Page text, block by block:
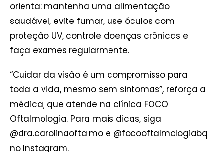
orienta: mantenha uma alimentação
saudável, evite fumar, use óculos com
proteção UV, controle doenças crônicas e
faça exames regularmente.
“Cuidar da visão é um compromisso para
toda a vida, mesmo sem sintomas”, reforça a
médica, que atende na clínica FOCO
Oftalmologia. Para mais dicas, siga
@dra.carolinaoftalmo e @focooftalmologiabq
no Instagram.